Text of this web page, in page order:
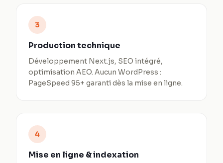
3
Production technique
Développement Next.js, SEO intégré,
optimisation AEO. Aucun WordPress :
PageSpeed 95+ garanti dès la mise en ligne.
4
Mise en ligne & indexation